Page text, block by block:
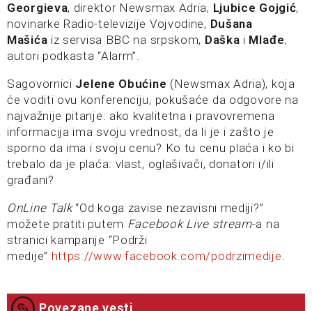
Georgieva, direktor Newsmax Adria, Ljubice Gojgić,
novinarke Radio-televizije Vojvodine, Dušana
Mašića iz servisa BBC na srpskom, Daška i Mlađe,
autori podkasta “Alarm”.
Sagovornici Jelene Obućine (Newsmax Adria), koja
će voditi ovu konferenciju, pokušaće da odgovore na
najvažnije pitanje: ako kvalitetna i pravovremena
informacija ima svoju vrednost, da li je i zašto je
sporno da ima i svoju cenu? Ko tu cenu plaća i ko bi
trebalo da je plaća: vlast, oglašivači, donatori i/ili
građani?
OnLine Talk“Od koga zavise nezavisni mediji?”
možete pratiti putem Facebook Live stream-a na
stranici kampanje “Podrži
medije” https://www.facebook.com/podrzimedije.
Povezane vesti